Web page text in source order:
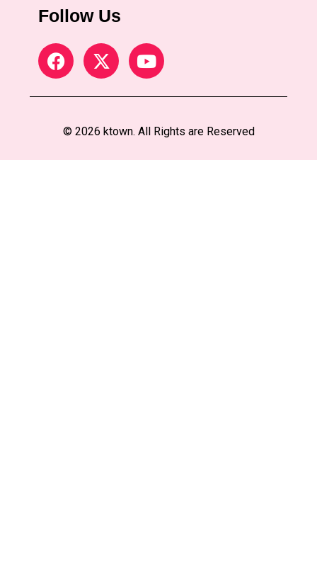
Follow Us
© 2026 ktown. All Rights are Reserved